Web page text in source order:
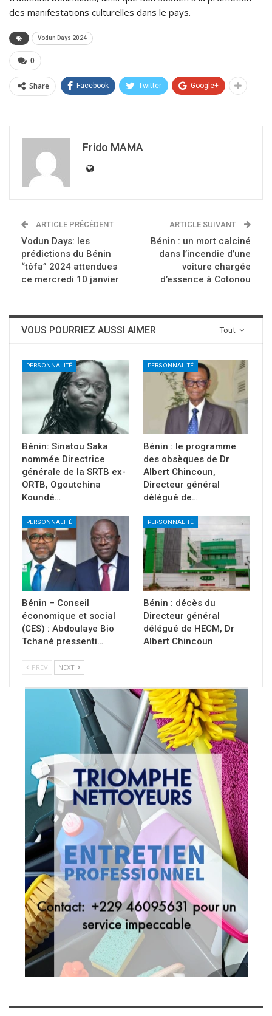
des manifestations culturelles dans le pays.
Vodun Days 2024
0
Share Facebook Twitter Google+
Frido MAMA
ARTICLE PRÉCÉDENT
Vodun Days: les
prédictions du Bénin
“tôfa” 2024 attendues
ce mercredi 10 janvier
ARTICLE SUIVANT
Bénin : un mort calciné
dans l’incendie d’une
voiture chargée
d’essence à Cotonou
Tout
VOUS POURRIEZ AUSSI AIMER
PERSONNALITÉ
Bénin: Sinatou Saka
nommée Directrice
générale de la SRTB ex-
ORTB, Ogoutchina
Koundé…
PERSONNALITÉ
Bénin : le programme
des obsèques de Dr
Albert Chincoun,
Directeur général
délégué de…
PERSONNALITÉ
Bénin – Conseil
économique et social
(CES) : Abdoulaye Bio
Tchané pressenti…
PERSONNALITÉ
Bénin : décès du
Directeur général
délégué de HECM, Dr
Albert Chincoun
PREV NEXT